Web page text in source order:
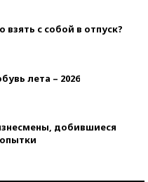
с собой в отпуск?
лета – 2026
добившиеся